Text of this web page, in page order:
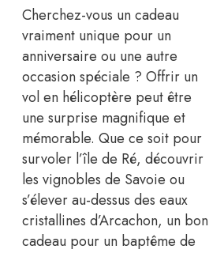
Cherchez-vous un cadeau
vraiment unique pour un
anniversaire ou une autre
occasion spéciale ? Offrir un
vol en hélicoptère peut être
une surprise magnifique et
mémorable. Que ce soit pour
survoler l’île de Ré, découvrir
les vignobles de Savoie ou
s’élever au-dessus des eaux
cristallines d’Arcachon, un bon
cadeau pour un baptême de